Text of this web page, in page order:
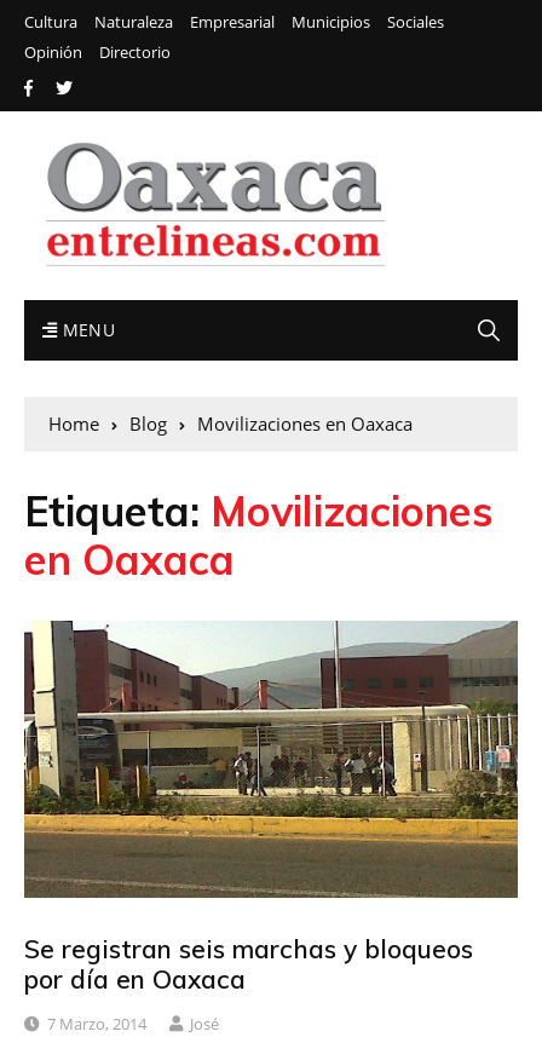
Cultura Naturaleza Empresarial Municipios
Sociales
Opinión
Directorio
MENU
Home Blog Movilizaciones en Oaxaca
Etiqueta: Movilizaciones
en Oaxaca
Se registran seis marchas y bloqueos
por día en Oaxaca
7 Marzo, 2014 José